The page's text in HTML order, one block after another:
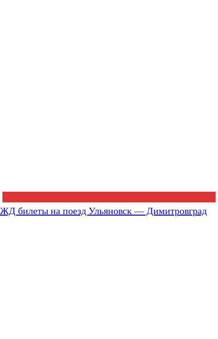
ЖД билеты на поезд Ульяновск — Димитровград